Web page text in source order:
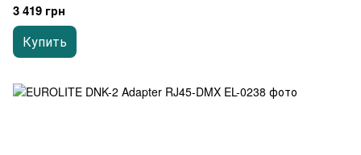
3 419 грн
Купить